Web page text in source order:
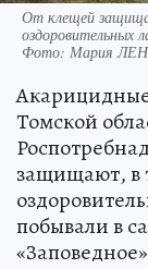
От клещей
оздоровительных
Фото: Мария
Акарицидные
Томской
защищают, в
побывали в